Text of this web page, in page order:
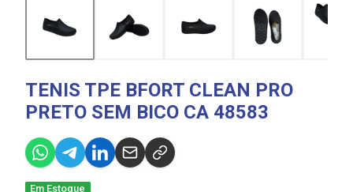
TENIS TPE BFORT CLEAN PRO
PRETO SEM BICO CA 48583
Em Estoque